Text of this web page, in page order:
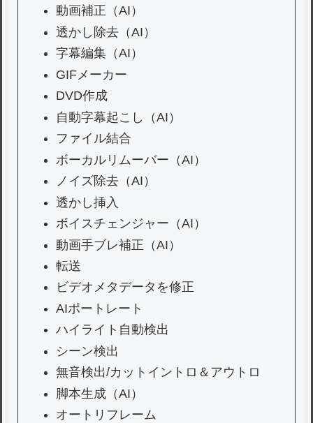
動画補正（AI）
透かし除去（AI）
字幕編集（AI）
GIFメーカー
DVD作成
自動字幕起こし（AI）
ファイル結合
ボーカルリムーバー（AI）
ノイズ除去（AI）
透かし挿入
ボイスチェンジャー（AI）
動画手ブレ補正（AI）
転送
ビデオメタデータを修正
AIポートレート
ハイライト自動検出
シーン検出
無音検出/カットイントロ＆アウトロ
脚本生成（AI）
オートリフレーム